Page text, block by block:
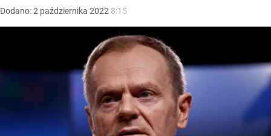
Dodano:2 października 2022 8:15